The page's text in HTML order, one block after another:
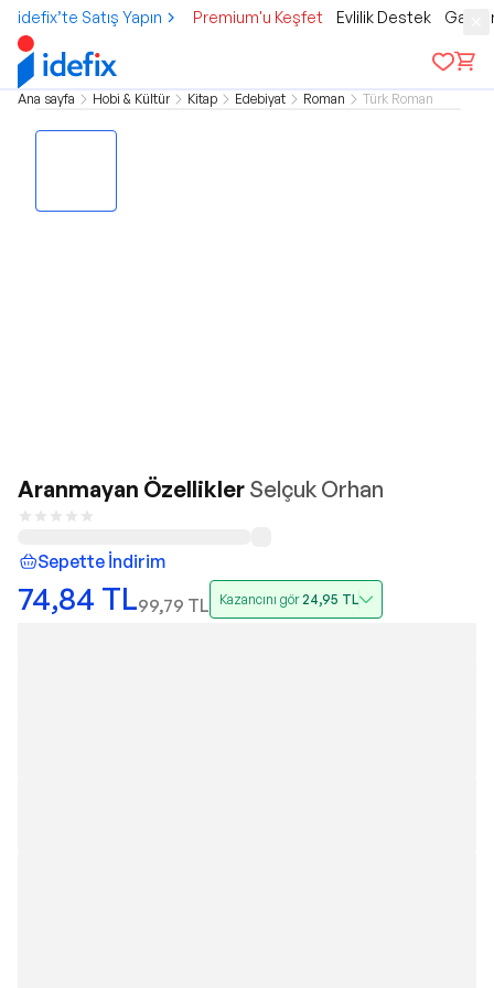
idefix’te Satış Yapın Premium'u Keşfet Evlilik Destek
Ana sayfa Hobi & Kültür Kitap Edebiyat Roman Türk Roman
Aranmayan Özellikler Selçuk Orhan
Sepette İndirim
74,84 TL99,79 TL Kazancını gör24,95 TL